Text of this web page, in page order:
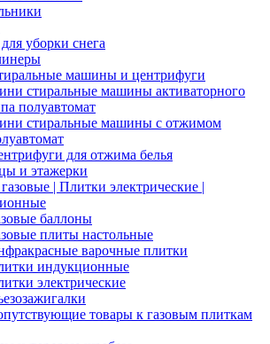
уборки снега
машины и центрифуги
стиральные машины активаторного
полуавтомат
стиральные машины с отжимом
для отжима белья
и этажерки
| Плитки электрические |
баллоны
плиты настольные
варочные плитки
индукционные
электрические
товары к газовым плиткам